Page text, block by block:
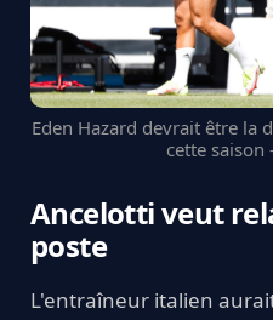
Eden Hazard devrait être la
cette saison
Ancelotti veut
poste
L'entraîneur italien